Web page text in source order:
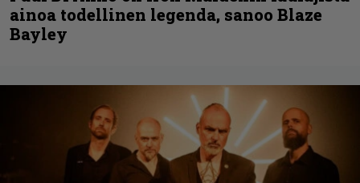
ainoa todellinen legenda, sanoo Blaze
Bayley